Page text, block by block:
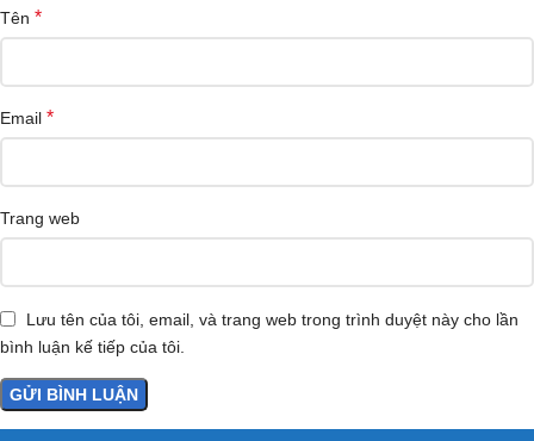
Tên *
Email *
Trang web
Lưu tên của tôi, email, và trang web trong trình duyệt này cho lần
bình luận kế tiếp của tôi.